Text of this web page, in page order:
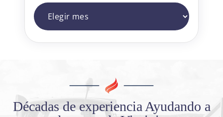
Archivos
Décadas de experiencia Ayudando a